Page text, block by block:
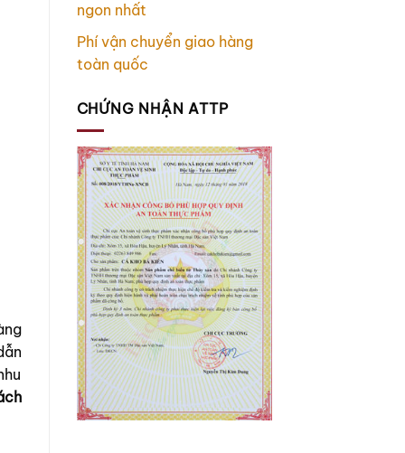
ngon nhất
Phí vận chuyển giao hàng
toàn quốc
CHỨNG NHẬN ATTP